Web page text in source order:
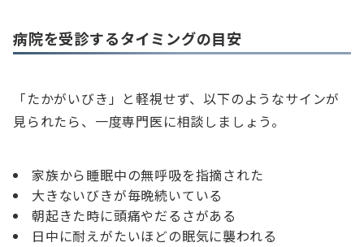
病院を受診するタイミングの目安
「たかがいびき」と軽視せず、以下のようなサインが
見られたら、一度専門医に相談しましょう。
家族から睡眠中の無呼吸を指摘された
大きないびきが毎晩続いている
朝起きた時に頭痛やだるさがある
日中に耐えがたいほどの眠気に襲われる